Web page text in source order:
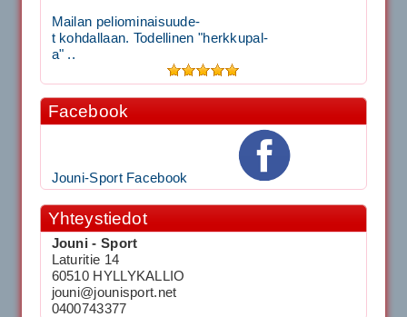
Mailan peliominaisuude-
t kohdallaan. Todellinen "herkkupal-
a" ..
Facebook
Jouni-Sport Facebook
Yhteystiedot
Jouni - Sport
Laturitie 14
60510 HYLLYKALLIO
jouni@jounisport.net
0400743377